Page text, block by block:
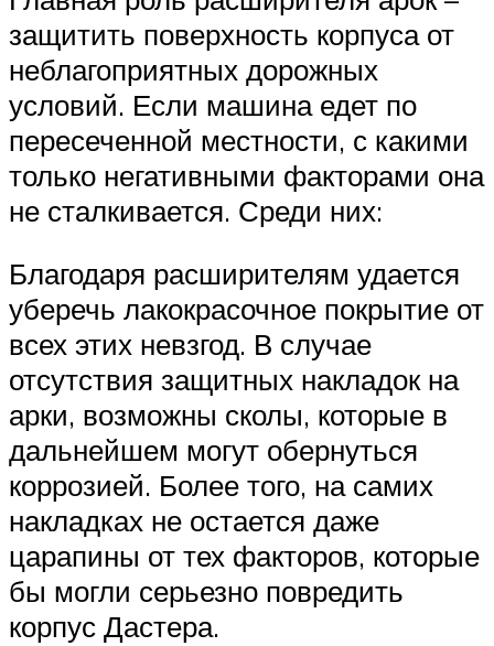
защитить поверхность корпуса от
неблагоприятных дорожных
условий. Если машина едет по
пересеченной местности, с какими
только негативными факторами она
не сталкивается. Среди них:
Благодаря расширителям удается
уберечь лакокрасочное покрытие от
всех этих невзгод. В случае
отсутствия защитных накладок на
арки, возможны сколы, которые в
дальнейшем могут обернуться
коррозией. Более того, на самих
накладках не остается даже
царапины от тех факторов, которые
бы могли серьезно повредить
корпус Дастера.